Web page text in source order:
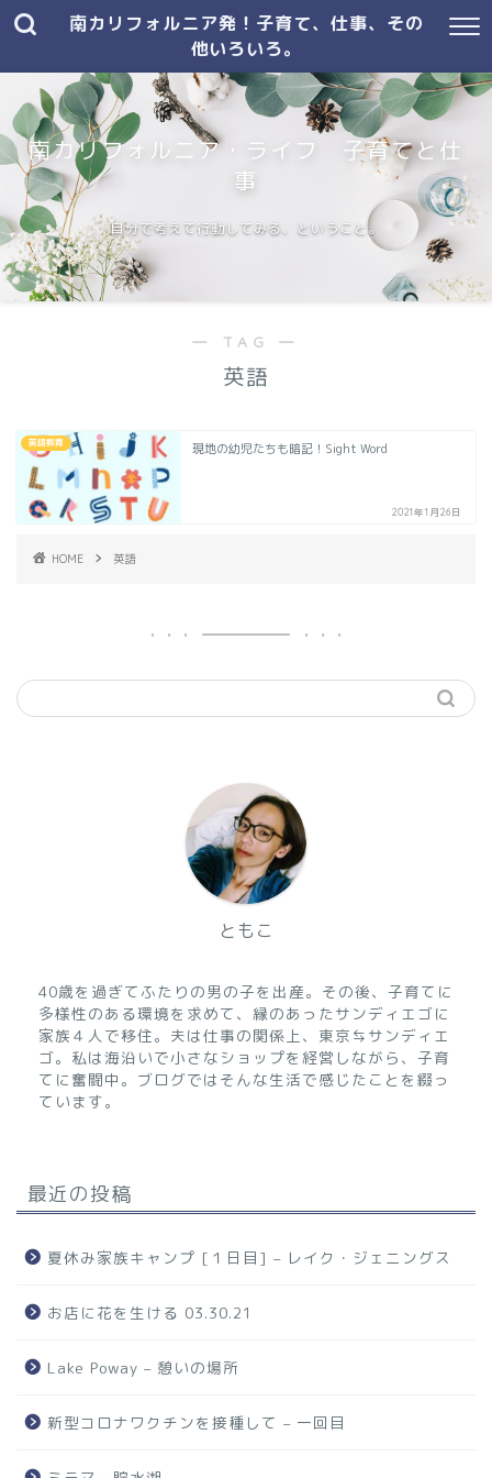
南カリフォルニア発！子育て、仕事、その
他いろいろ。
南カリフォルニア・ライフ 子育てと仕
事
自分で考えて行動してみる、ということ。
― TAG ―
英語
英語教育 現地の幼児たちも暗記！Sight Word
2021年1月26日
HOME 英語
ともこ
40歳を過ぎてふたりの男の子を出産。その後、子育てに
多様性のある環境を求めて、縁のあったサンディエゴに
家族４人で移住。夫は仕事の関係上、東京⇆サンディエ
ゴ。私は海沿いで小さなショップを経営しながら、子育
てに奮闘中。ブログではそんな生活で感じたことを綴っ
ています。
最近の投稿
夏休み家族キャンプ [１日目] – レイク・ジェニングス
お店に花を生ける 03.30.21
Lake Poway – 憩いの場所
新型コロナワクチンを接種して – 一回目